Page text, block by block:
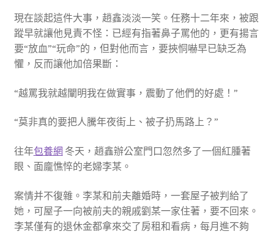
現在談起這件大事，趙鑫淡淡一笑。任務十二年來，被跟
蹤早就讓他見責不怪：已經有指著鼻子罵他的，更有揚言
要“放血”“玩命”的，但對他而言，要挾恫嚇早已缺乏為
懼，反而讓他加倍果斷：
“越罵我就越闡明我在做實事，震動了他們的好處！”
“莫非真的要把人騰年夜街上、被子扔馬路上？”
往年包養網 冬天，趙鑫辦公室門口忽然多了一個紅腫著
眼、面龐憔悴的老婦李某。
案情并不復雜。李某和前夫離婚時，一套屋子被判給了
她，可屋子一向被前夫的親戚劉某一家住著，要不回來。
李某僅有的退休金都拿來交了房租和看病，每月進不夠